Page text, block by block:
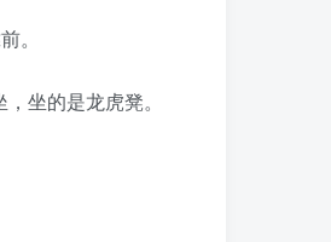
。
坐的是龙虎凳。